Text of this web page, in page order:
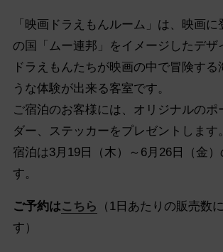
「映画ドラえもんルーム」は、映画に
の国「ムー連邦」をイメージしたデザ
ドラえもんたちが映画の中で冒険する
うな体験が出来る客室です。
ご宿泊のお客様には、オリジナルのポ
ダー、ステッカーをプレゼントします。
宿泊は3月19日（木）～6月26日（金
す。
ご予約はこちら
（1日あたりの販売数
す）